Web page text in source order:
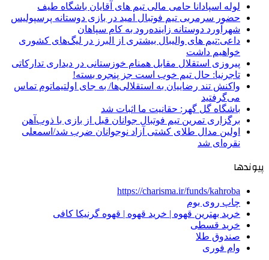
لوله اسپادانا حامی مالی تیم های آقایان باشگاه طیف
حضور سرمربی تیم فوتبال امید در بازی دوستانه پرسپولیس
شهرآورد دوستانه زاینده‌رود به کام سپاهان
داعی:تیم های والیبال بیشتری از البرز در لیگ‌های کشوری
خواهیم داشت
پیروزی استقلال مقابل همنام خوزستانی در دیداری تدارکاتی
تاجرنیا: حال تیم خوب است جز پنجره بسته!
واکنش تند رضاییان به استقلالی‌ها/ به جای اولتیماتوم تماس
می‌گرفتید
باشگاه گل گهر: حقانیت ما اثبات شد
برگزاری تمرین تیم فوتبال جوانان قبل از بازی با ذوب‌آهن
اولین مدال طلای کشتی آزاد نوجوانان ضرب شد/اسمعلی
نقره‌ای شد
پیوندها
https://charisma.ir/funds/kahroba
چاپ روی بوم
خرید بهترین قهوه | خرید قهوه | قهوه گرنیکا کافی
خرید قسطی
صندوق طلا
وام فوری